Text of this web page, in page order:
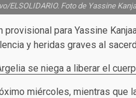
ELSOLIDARIO. Foto de Yassine
para Yassine
y heridas graves al
se niega a liberar el
miércoles, mientras que